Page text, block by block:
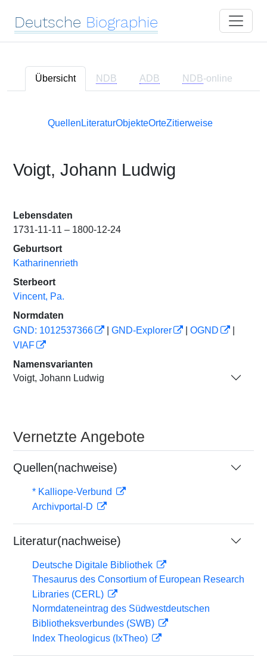
Deutsche Biographie
Übersicht NDB ADB NDB-online
Quellen LiteraturObjekteOrteZitierweise
Voigt, Johann Ludwig
Lebensdaten
1731-11-11 – 1800-12-24
Geburtsort
Katharinenrieth
Sterbeort
Vincent, Pa.
Normdaten
GND: 1012537366
GND-Explorer OGND
VIAF
Namensvarianten
Voigt, Johann Ludwig
Vernetzte Angebote
Quellen(nachweise)
* Kalliope-Verbund
Archivportal-D
Literatur(nachweise)
Deutsche Digitale Bibliothek
Thesaurus des Consortium of European Research
Libraries (CERL)
Normdateneintrag des Südwestdeutschen
Bibliotheksverbundes (SWB)
Index Theologicus (IxTheo)